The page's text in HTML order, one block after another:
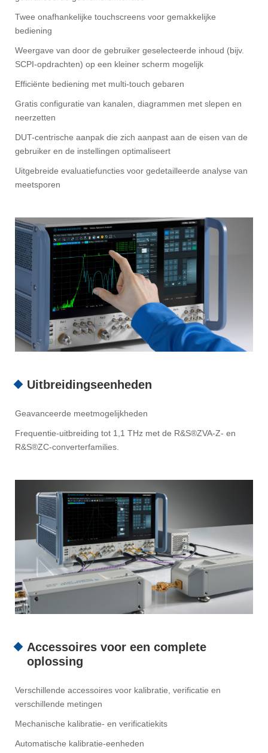
Twee onafhankelijke touchscreens voor gemakkelijke
bediening
Weergave van door de gebruiker geselecteerde inhoud (bijv.
SCPI-opdrachten) op een kleiner scherm mogelijk
Efficiënte bediening met multi-touch gebaren
Gratis configuratie van kanalen, diagrammen met slepen en
neerzetten
DUT-centrische aanpak die zich aanpast aan de eisen van de
gebruiker en de instellingen optimaliseert
Uitgebreide evaluatiefuncties voor gedetailleerde analyse van
meetsporen
Uitbreidingseenheden
Geavanceerde meetmogelijkheden
Frequentie-uitbreiding tot 1,1 THz met de R&S®ZVA-Z- en
R&S®ZC-converterfamilies.
Accessoires voor een complete
oplossing
Verschillende accessoires voor kalibratie, verificatie en
verschillende metingen
Mechanische kalibratie- en verificatiekits
Automatische kalibratie-eenheden